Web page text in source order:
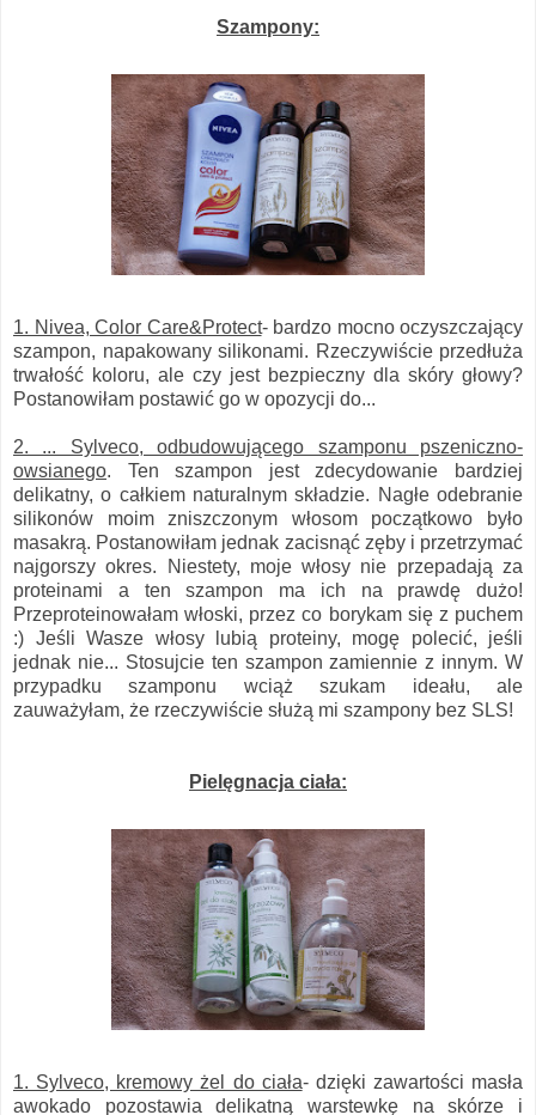
Szampony:
1. Nivea, Color Care&Protect- bardzo mocno oczyszczający
szampon, napakowany silikonami. Rzeczywiście przedłuża
trwałość koloru, ale czy jest bezpieczny dla skóry głowy?
Postanowiłam postawić go w opozycji do...
2. ... Sylveco, odbudowującego szamponu pszeniczno-
owsianego. Ten szampon jest zdecydowanie bardziej
delikatny, o całkiem naturalnym składzie. Nagłe odebranie
silikonów moim zniszczonym włosom początkowo było
masakrą. Postanowiłam jednak zacisnąć zęby i przetrzymać
najgorszy okres. Niestety, moje włosy nie przepadają za
proteinami a ten szampon ma ich na prawdę dużo!
Przeproteinowałam włoski, przez co borykam się z puchem
:) Jeśli Wasze włosy lubią proteiny, mogę polecić, jeśli
jednak nie... Stosujcie ten szampon zamiennie z innym. W
przypadku szamponu wciąż szukam ideału, ale
zauważyłam, że rzeczywiście służą mi szampony bez SLS!
Pielęgnacja ciała:
1. Sylveco, kremowy żel do ciała- dzięki zawartości masła
awokado pozostawia delikatną warstewkę na skórze i